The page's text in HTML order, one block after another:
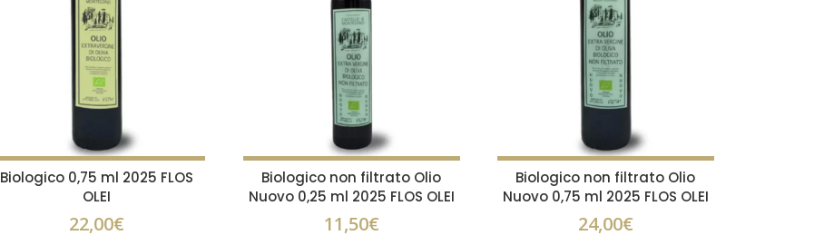
Biologico 0,75 ml 2025 FLOS
OLEI
22,00€
Biologico non filtrato Olio
Nuovo 0,25 ml 2025 FLOS OLEI
11,50€
Biologico non filtrato Olio
Nuovo 0,75 ml 2025 FLOS OLEI
24,00€